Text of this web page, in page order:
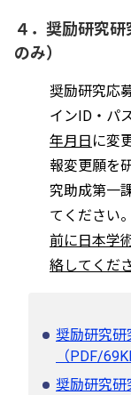
４．奨励研究
のみ）
奨励研究応
インID・パ
年月日 に変
報変更願を
究助成第一
てください
前に日本学
絡してくだ
奨励研究研
（PDF/
奨励研究研